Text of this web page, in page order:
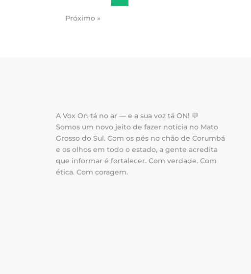
Próximo »
A Vox On tá no ar — e a sua voz tá ON! 💬
Somos um novo jeito de fazer notícia no Mato
Grosso do Sul. Com os pés no chão de Corumbá
e os olhos em todo o estado, a gente acredita
que informar é fortalecer. Com verdade. Com
ética. Com coragem.